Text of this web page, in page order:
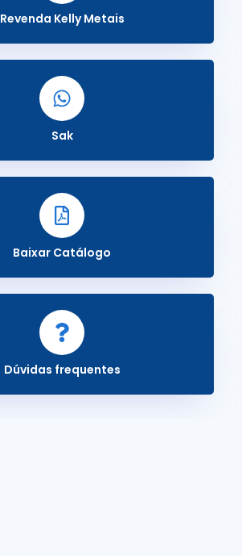
Revenda Kelly Metais
Sak
Baixar Catálogo
Dúvidas frequentes